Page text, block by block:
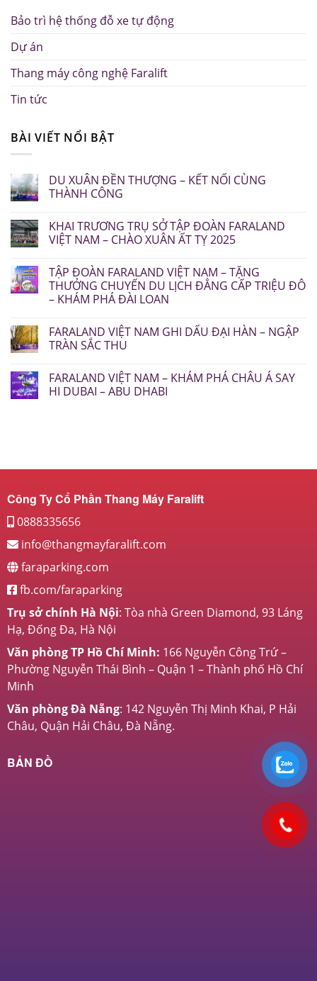
Bảo trì hệ thống đỗ xe tự động
Dự án
Thang máy công nghệ Faralift
Tin tức
BÀI VIẾT NỔI BẬT
DU XUÂN ĐỀN THƯỢNG – KẾT NỐI CÙNG
THÀNH CÔNG
KHAI TRƯƠNG TRỤ SỞ TẬP ĐOÀN FARALAND
VIỆT NAM – CHÀO XUÂN ẤT TỴ 2025
TẬP ĐOÀN FARALAND VIỆT NAM – TẶNG
THƯỞNG CHUYẾN DU LỊCH ĐẲNG CẤP TRIỆU ĐÔ
– KHÁM PHÁ ĐÀI LOAN
FARALAND VIỆT NAM GHI DẤU ĐẠI HÀN – NGẬP
TRÀN SẮC THU
FARALAND VIỆT NAM – KHÁM PHÁ CHÂU Á SAY
HI DUBAI – ABU DHABI
Công Ty Cổ Phần Thang Máy Faralift
0888335656
info@thangmayfaralift.com
faraparking.com
fb.com/faraparking
Trụ sở chính Hà Nội: Tòa nhà Green Diamond, 93 Láng
Hạ, Đống Đa, Hà Nội
Văn phòng TP Hồ Chí Minh: 166 Nguyễn Công Trứ –
Phường Nguyễn Thái Bình – Quận 1 – Thành phố Hồ Chí
Minh
Văn phòng Đà Nẵng: 142 Nguyễn Thị Minh Khai, P Hải
Châu, Quận Hải Châu, Đà Nẵng.
BẢN ĐỒ